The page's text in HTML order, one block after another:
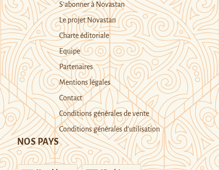
S’abonner à Novastan
Le projet Novastan
Charte éditoriale
Equipe
Partenaires
Mentions légales
Contact
Conditions générales de vente
Conditions générales d’utilisation
NOS PAYS